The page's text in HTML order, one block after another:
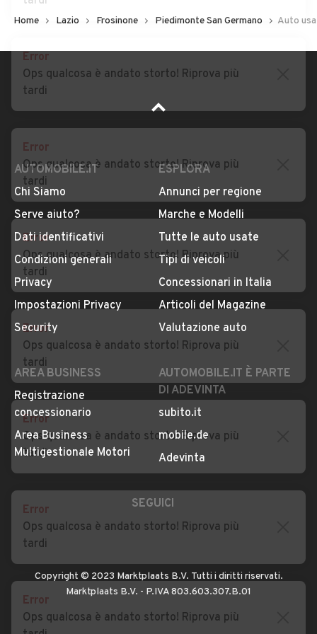
AUTOMOBILE.IT
Chi Siamo
Serve aiuto?
Dati identificativi
Condizioni generali
Privacy
Impostazioni Privacy
Security
ESPLORA
Annunci per regione
Marche e Modelli
Tutte le auto usate
Tipi di veicoli
Concessionari in Italia
Articoli del Magazine
Valutazione auto
AREA BUSINESS
Registrazione
concessionario
Area Business
AUTOMOBILE.IT È PARTE
DI ADEVINTA
subito.it
mobile.de
SEGUICI
Copyright © 2023 Marktplaats B.V. Tutti i diritti riservati.
Marktplaats B.V. - P.IVA 803.603.307.B.01
Error
Ops qualcosa è andato storto! Riprova più
tardi
Error
Ops qualcosa è andato storto! Riprova più
tardi
Error
Ops qualcosa è andato storto! Riprova più
tardi
Error
Ops qualcosa è andato storto! Riprova più
tardi
Error
Ops qualcosa è andato storto! Riprova più
tardi
Error
Ops qualcosa è andato storto! Riprova più
tardi
Error
Ops qualcosa è andato storto! Riprova più